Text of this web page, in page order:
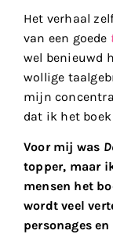
Het verhaal
van een goede
wel benieuwd
wollige
mijn
dat ik het
Voor mij was
topper, maar
mensen het
wordt veel
personages